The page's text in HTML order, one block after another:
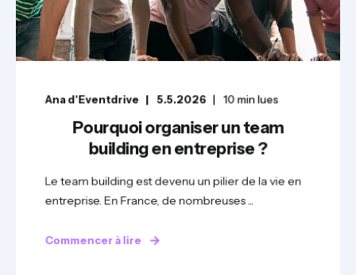
Ana d'Eventdrive 5.5.2026 10min lues
Pourquoi organiser un team
building en entreprise ?
Le team building est devenu un pilier de la vie en
entreprise. En France, de nombreuses ...
Commencer à lire